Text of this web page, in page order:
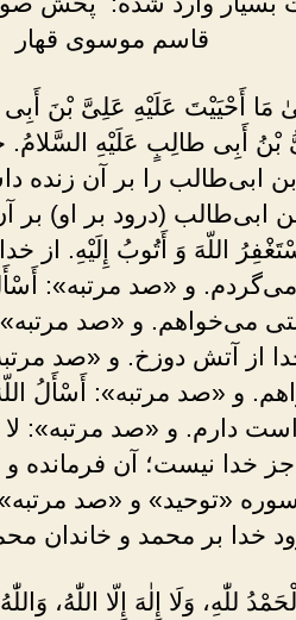
قاسم موسوی قهار
مَا أَحْيَيْتَ عَلَيْهِ عَلِىَّ بْنَ
أَبِى طالِبٍ عَلَيْهِ السَّلامُ.
ابی‌طالب را بر آن زنده
ابی‌طالب (درود بر او) بر
اللّهَ وَ أَتُوبُ إِلَيْهِ. از
و «صد مرتبه»: أَسْأَلُ
مى‌خواهم. و «صد مرتبه»:
از آتش دوزخ. و «صد
و «صد مرتبه»: أَسْأَلُ اللّهَ
دارم. و «صد مرتبه»: لا
جز خدا نیست؛ آن
«توحید» و «صد
خدا بر محمد و خاندان
للّٰهِ، وَلَا إِلٰهَ إِلّا اللّٰهُ،